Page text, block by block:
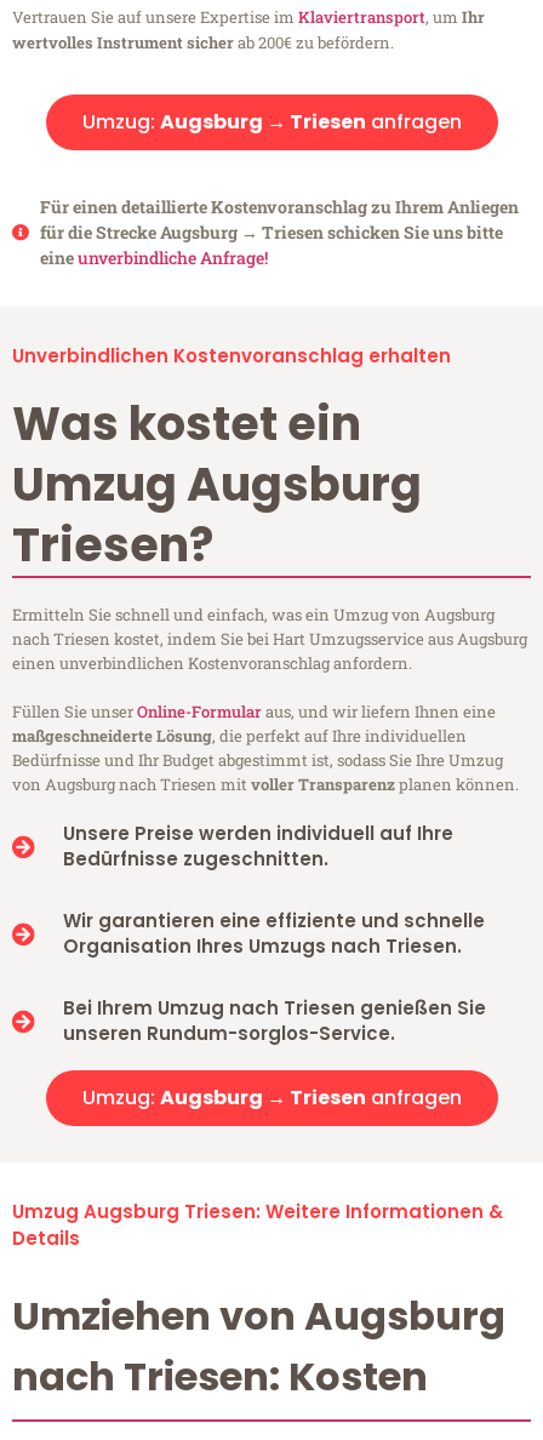
Vertrauen Sie auf unsere Expertise im Klaviertransport, um Ihr
wertvolles Instrument sicherab 200€ zu befördern.
Umzug: Augsburg → Triesen anfragen
Für einen detaillierte Kostenvoranschlag zu Ihrem Anliegen
für die Strecke Augsburg → Triesen schicken Sie uns bitte
eineunverbindliche Anfrage!
Unverbindlichen Kostenvoranschlag erhalten
Was kostet ein
Umzug Augsburg
Triesen?
Ermitteln Sie schnell und einfach, was ein Umzug von Augsburg
nach Triesen kostet, indem Sie bei Hart Umzugsservice aus Augsburg
einen unverbindlichen Kostenvoranschlag anfordern.
Füllen Sie unserOnline-Formularaus, und wir liefern Ihnen eine
maßgeschneiderte Lösung, die perfekt auf Ihre individuellen
Bedürfnisse und Ihr Budget abgestimmt ist, sodass Sie Ihre Umzug
von Augsburg nach Triesen mitvoller Transparenzplanen können.
Unsere Preise werden individuell auf Ihre
Bedürfnisse zugeschnitten.
Wir garantieren eine effiziente und schnelle
Organisation Ihres Umzugs nach Triesen.
Bei Ihrem Umzug nach Triesen genießen Sie
unseren Rundum-sorglos-Service.
Umzug: Augsburg → Triesen anfragen
Umzug Augsburg Triesen: Weitere Informationen &
Details
Umziehen von Augsburg
nach Triesen: Kosten